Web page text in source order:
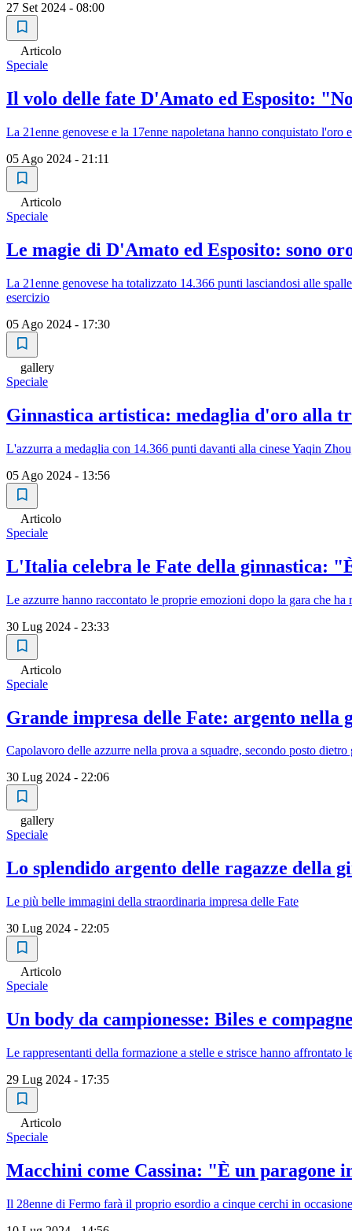
27 Set 2024 - 08:00
Articolo
Speciale
Il volo delle fate D'Amato ed Esposito:
La 21enne genovese e la 17enne napoletana hanno conquistato
05 Ago 2024 - 21:11
Articolo
Speciale
Le magie di D'Amato ed Esposito: sono
La 21enne genovese ha totalizzato 14.366 punti lasciandosi alle
esercizio
05 Ago 2024 - 17:30
gallery
Speciale
Ginnastica artistica: medaglia d'oro alla
L'azzurra a medaglia con 14.366 punti davanti alla cinese Yaqin
05 Ago 2024 - 13:56
Articolo
Speciale
L'Italia celebra le Fate della ginnastica:
Le azzurre hanno raccontato le proprie emozioni dopo la gara che
30 Lug 2024 - 23:33
Articolo
Speciale
Grande impresa delle Fate: argento nella
Capolavoro delle azzurre nella prova a squadre, secondo posto
30 Lug 2024 - 22:06
gallery
Speciale
Lo splendido argento delle ragazze della
Le più belle immagini della straordinaria impresa delle Fate
30 Lug 2024 - 22:05
Articolo
Speciale
Un body da campionesse: Biles e
Le rappresentanti della formazione a stelle e strisce hanno
29 Lug 2024 - 17:35
Articolo
Speciale
Macchini come Cassina: "È un paragone
Il 28enne di Fermo farà il proprio esordio a cinque cerchi in